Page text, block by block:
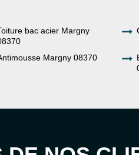
bac acier Margny
Margny 08370